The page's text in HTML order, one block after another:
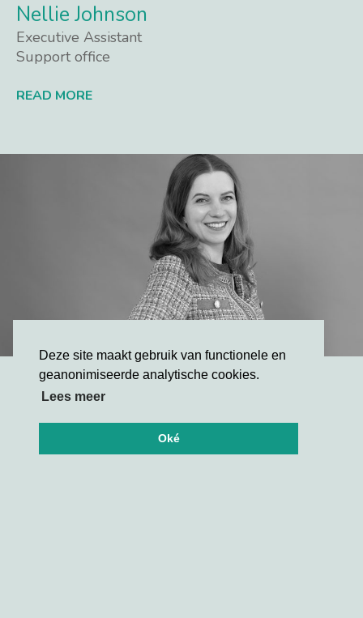
Deze site maakt gebruik van functionele en
geanonimiseerde analytische cookies.
Lees meer
Oké
Nellie Johnson
Executive Assistant
Support office
READ MORE
Oksana van Vliet